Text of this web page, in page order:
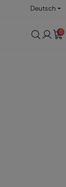
Deutsch
0